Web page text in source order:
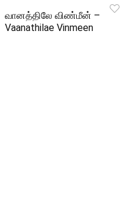
வானத்திலே விண்மீன் –
Vaanathilae Vinmeen